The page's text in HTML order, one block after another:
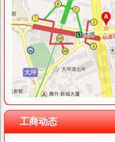
工商动态
丰都局围绕造新时期
开县局着力构建高效
云局怎么注册一般纳
梁平局推行 “三卡”代
沙坪坝局加政务信息
沙坪坝局创新方式加
璧山局开展劳动力市
荣昌局怎么注册一般